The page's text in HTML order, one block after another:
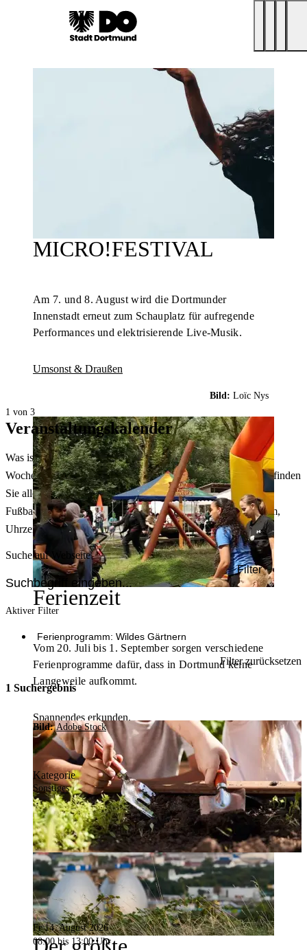
MICRO!FESTIVAL
Am 7. und 8. August wird die Dortmunder
Innenstadt erneut zum Schauplatz für aufregende
Performances und elektrisierende Live-Musik.
Umsonst & Draußen
Bild: Loïc Nys
Ferienzeit
Vom 20. Juli bis 1. September sorgen verschiedene
Ferienprogramme dafür, dass in Dortmund keine
Langeweile aufkommt.
Spannendes erkunden.
Bild: Stadt Dortmund / Uwe Gruszczynski
1 von 3
Veranstaltungskalender
Was ist heute in Dortmund los? Welche Konzerte gibt es am
Wochenende? Im größten Veranstaltungskalender Dortmunds finden
Sie alle Events – von der Stadt- oder Museumsführung übers
Fußballspiel bis zum Flohmarkt. Sie können dabei nach Datum,
Uhrzeit, Ort oder Art der Veranstaltung auswählen. Viel Spaß!
Suche auf Webseite
Filter
Aktiver Filter
Ferienprogramm: Wildes Gärtnern
Filter zurücksetzen
1 Suchergebnis
Bild:Adobe Stock
Kategorie
Sonstiges
Fr 14. August 2026
08:00bis 13:00 Uhr